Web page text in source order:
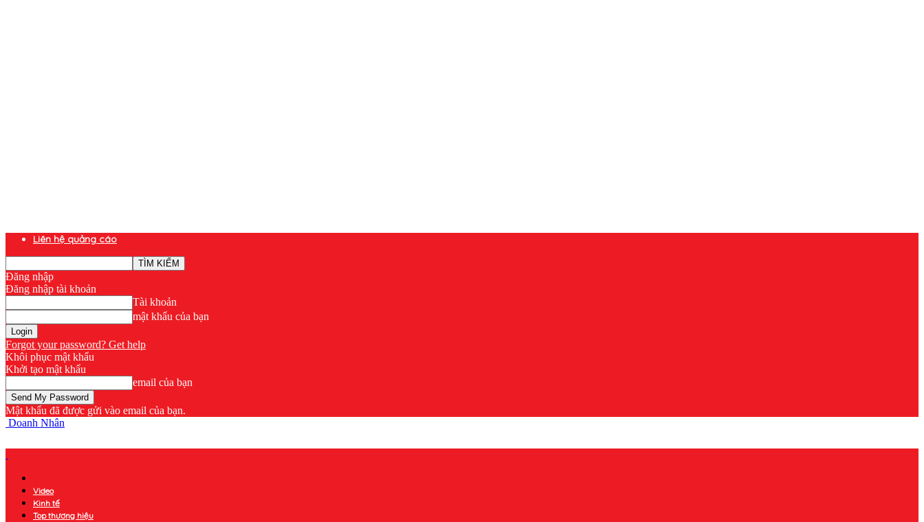
Liên hệ quảng cáo
Đăng nhập
Đăng nhập tài khoản
Tài khoản
mật khẩu của bạn
Forgot your password? Get help
Khôi phục mật khẩu
Khởi tạo mật khẩu
email của bạn
Mật khẩu đã được gửi vào email của bạn.
Doanh Nhân
Video
Kinh tế
Top thương hiệu